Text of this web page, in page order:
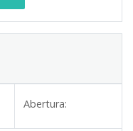
Abertura: